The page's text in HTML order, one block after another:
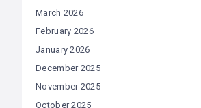
March 2026
February 2026
January 2026
December 2025
November 2025
October 2025